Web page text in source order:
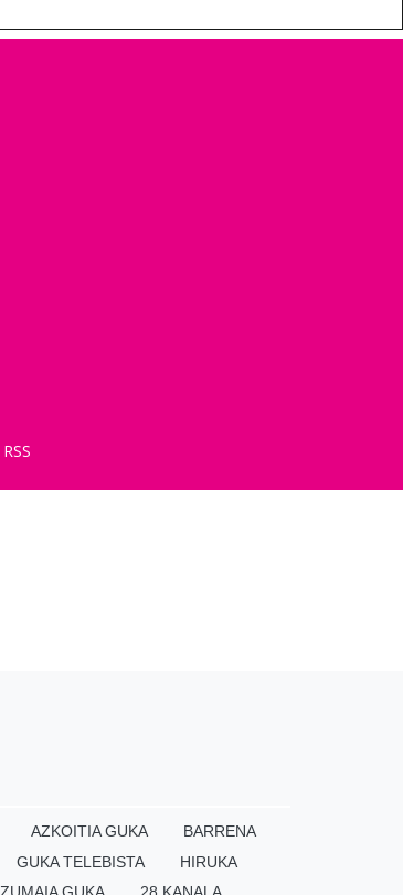
RSS
AZKOITIA GUKA
BARRENA
GUKA TELEBISTA
HIRUKA